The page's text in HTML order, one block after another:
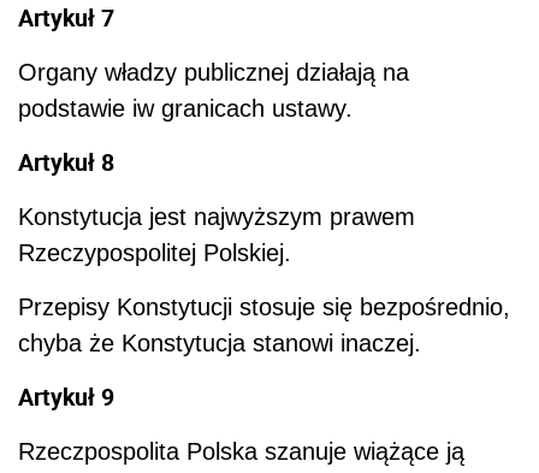
Artykuł 7
Organy władzy publicznej działają na
podstawie iw granicach ustawy.
Artykuł 8
Konstytucja jest najwyższym prawem
Rzeczypospolitej Polskiej.
Przepisy Konstytucji stosuje się bezpośrednio,
chyba że Konstytucja stanowi inaczej.
Artykuł 9
Rzeczpospolita Polska szanuje wiążące ją